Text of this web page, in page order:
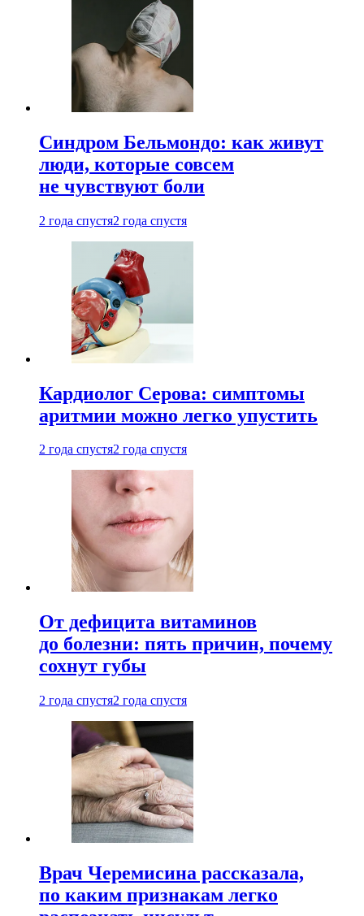
Синдром Бельмондо: как живут
люди, которые совсем
не чувствуют боли
2 года спустя2 года спустя
Кардиолог Серова: симптомы
аритмии можно легко упустить
2 года спустя2 года спустя
От дефицита витаминов
до болезни: пять причин, почему
сохнут губы
2 года спустя2 года спустя
Врач Черемисина рассказала,
по каким признакам легко